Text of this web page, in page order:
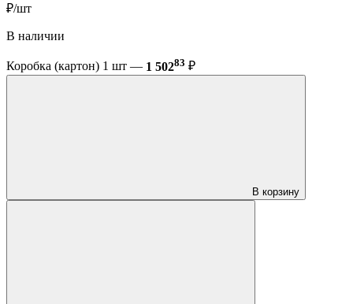
₽/шт
В наличии
Коробка (картон) 1 шт — 1 50283 ₽
В корзину